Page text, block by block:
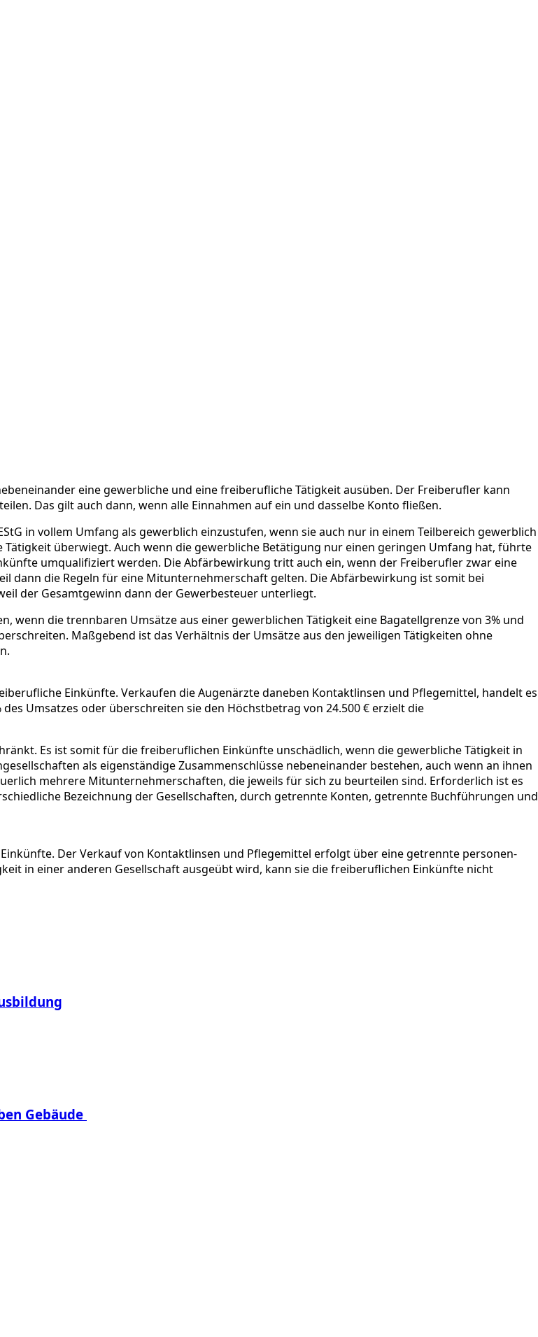
eine gewerbliche und eine freiberufliche Tätigkeit ausüben. Der Freiberufler kann
Das gilt auch dann, wenn alle Einnahmen auf ein und dasselbe Konto fließen.
in vollem Umfang als gewerblich einzustufen, wenn sie auch nur in einem Teilbereich gewerblich
überwiegt. Auch wenn die gewerbliche Betätigung nur einen geringen Umfang hat, führte
umqualifiziert werden. Die Abfärbewirkung tritt auch ein, wenn der Freiberufler zwar eine
dann die Regeln für eine Mitunternehmerschaft gelten. Die Abfärbewirkung ist somit bei
der Gesamtgewinn dann der Gewerbesteuer unterliegt.
wenn die trennbaren Umsätze aus einer gewerblichen Tätigkeit eine Bagatellgrenze von 3% und
Maßgebend ist das Verhältnis der Umsätze aus den jeweiligen Tätigkeiten ohne
Einkünfte. Verkaufen die Augenärzte daneben Kontaktlinsen und Pflegemittel, handelt es
Umsatzes oder überschreiten sie den Höchstbetrag von 24.500 € erzielt die
Es ist somit für die freiberuflichen Einkünfte unschädlich, wenn die gewerbliche Tätigkeit in
als eigenständige Zusammenschlüsse nebeneinander bestehen, auch wenn an ihnen
mehrere Mitunternehmerschaften, die jeweils für sich zu beurteilen sind. Erforderlich ist es
Bezeichnung der Gesellschaften, durch getrennte Konten, getrennte Buchführungen und
Der Verkauf von Kontaktlinsen und Pflegemittel erfolgt über eine getrennte personen-
in einer anderen Gesellschaft ausgeübt wird, kann sie die freiberuflichen Einkünfte nicht
Gebäude